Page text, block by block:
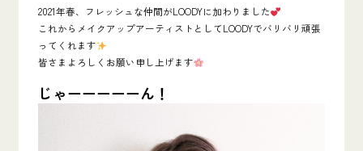
2021年春、フレッシュな仲間がLOODYに加わりました
これからメイクアップアーティストとしてLOODYでバリバリ頑張
ってくれます
皆さまよろしくお願い申し上げます
じゃーーーーーん！